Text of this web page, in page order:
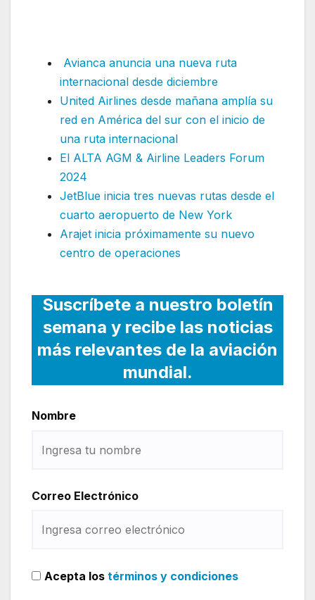
Avianca anuncia una nueva ruta
internacional desde diciembre
United Airlines desde mañana amplía su
red en América del sur con el inicio de
una ruta internacional
El ALTA AGM & Airline Leaders Forum
2024
JetBlue inicia tres nuevas rutas desde el
cuarto aeropuerto de New York
Arajet inicia próximamente su nuevo
centro de operaciones
Suscríbete a nuestro boletín
semana y recibe las noticias
más relevantes de la aviación
mundial.
Nombre
Correo Electrónico
Acepta los términos y condiciones